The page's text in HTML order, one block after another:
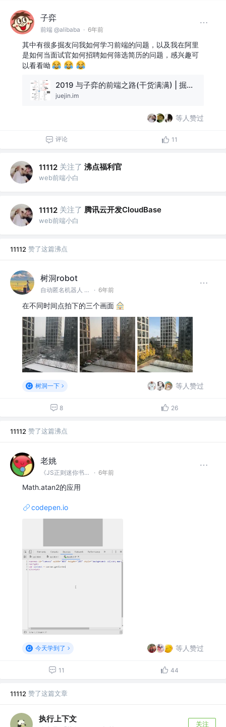
子弈
前端 @alibaba · 6年前
其中有很多掘友问我如何学习前端的问题，以及我在阿里
是如何当面试官如何招聘如何筛选简历的问题，感兴趣可
以看看呦
2019 与子弈的前端之路(干货满满) | 掘金年度征文
juejin.im
等人赞过
评论 11
11112 关注了 沸点福利官
web前端小白
11112 关注了 腾讯云开发CloudBase
web前端小白
11112 赞了这篇沸点
树洞robot
自动匿名机器人 @#树洞一下# · 6年前
在不同时间点拍下的三个画面
树洞一下 等人赞过
8 26
11112 赞了这篇沸点
老姚
《JS正则迷你书》作者 · 6年前
Math.atan2的应用
codepen.io
今天学到了 等人赞过
11 44
11112 赞了这篇文章
执行上下文
关注